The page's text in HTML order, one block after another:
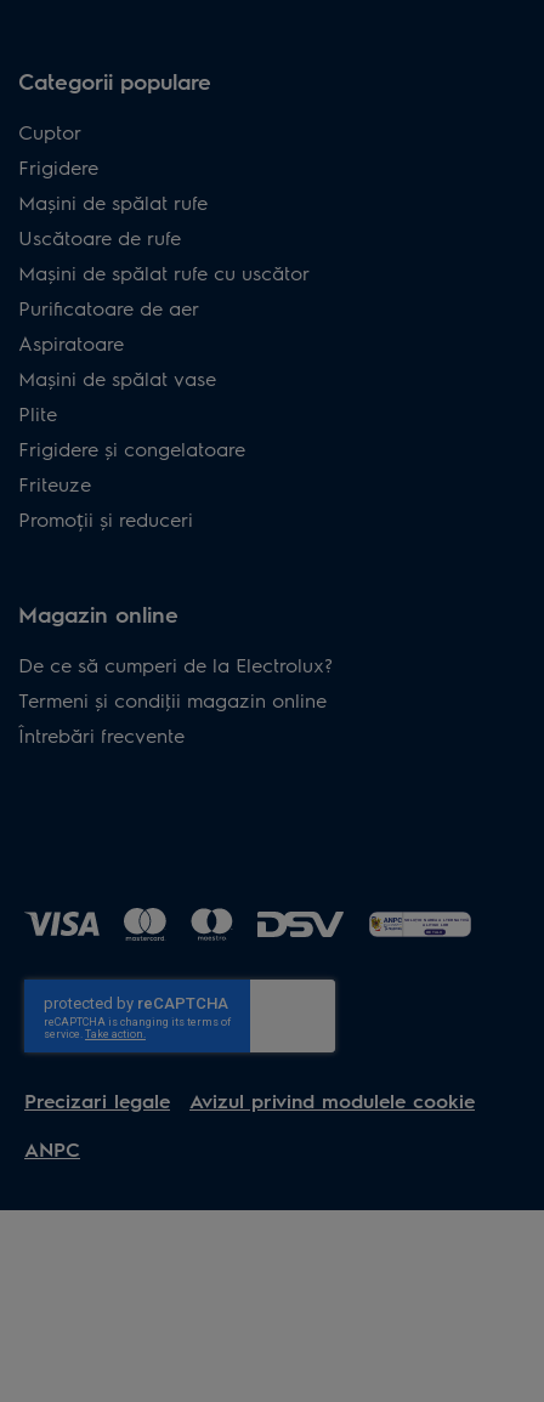
Categorii populare
Cuptor
Frigidere
Mașini de spălat rufe
Uscătoare de rufe
Mașini de spălat rufe cu uscător
Purificatoare de aer
Aspiratoare
Mașini de spălat vase
Plite
Frigidere și congelatoare
Friteuze
Promoții și reduceri
Magazin online
De ce să cumperi de la Electrolux?
Termeni și condiţii magazin online
Întrebări frecvente
Precizari legale
Avizul privind modulele cookie
ANPC